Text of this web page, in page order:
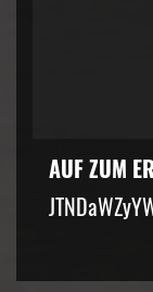
AUF ZUM